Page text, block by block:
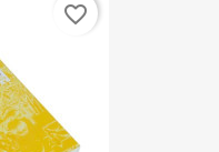
favorite_border